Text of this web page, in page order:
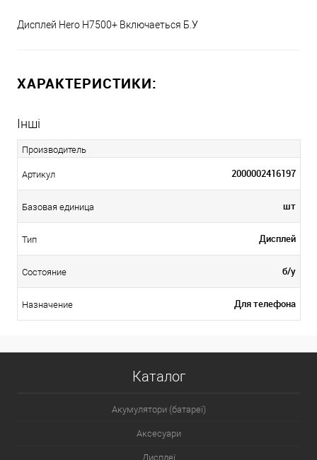
Дисплей Hero H7500+ Включаеться Б.У
ХАРАКТЕРИСТИКИ:
Інші
Производитель
Артикул 2000002416197
Базовая единица шт
Тип Дисплей
Состояние б/у
Назначение Для телефона
Каталог
Акумулятори (батареї)
Аксесуари
Дисплеї